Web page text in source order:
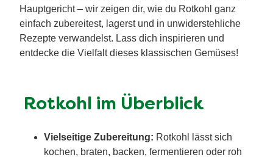
Hauptgericht – wir zeigen dir, wie du Rotkohl ganz
einfach zubereitest, lagerst und in unwiderstehliche
Rezepte verwandelst. Lass dich inspirieren und
entdecke die Vielfalt dieses klassischen Gemüses!
Rotkohl im Überblick
Vielseitige Zubereitung: Rotkohl lässt sich
kochen, braten, backen, fermentieren oder roh